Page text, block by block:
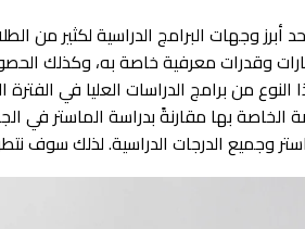
أبرز وجهات البرامج الدراسية لكثير من
معرفية خاصة به، وكذلك الحصول
من برامج الدراسات العليا في
الخاصة بها مقارنةً بدراسة الماستر في
وجميع الدرجات الدراسية. لذلك سوف